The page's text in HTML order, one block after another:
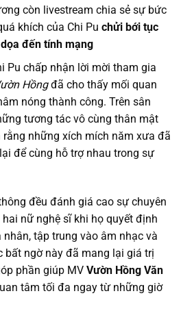
còn livestream chia sẻ sự bức
khích của Chi Pu chửi bới tục
đến tính mạng
Pu chấp nhận lời mời tham gia
Hồngđã cho thấy mối quan
nóng thành công. Trên sân
tương tác vô cùng thân mật
rằng những xích mích năm xưa đã
để cùng hỗ trợ nhau trong sự
đều đánh giá cao sự chuyên
nữ nghệ sĩ khi họ quyết định
nhân, tập trung vào âm nhạc và
bất ngờ này đã mang lại giá trị
phần giúp MV Vườn Hồng Văn
tâm tối đa ngay từ những giờ